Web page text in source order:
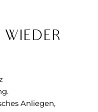
Anliegen,